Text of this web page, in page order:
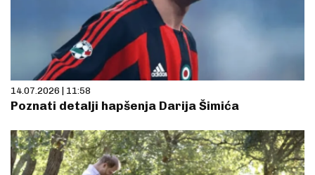
14.07.2026 | 11:58
Poznati detalji hapšenja Darija Šimića